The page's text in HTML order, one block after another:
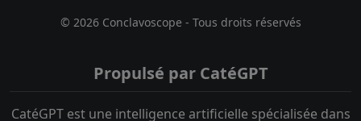
© 2026 Conclavoscope - Tous droits réservés
Propulsé par CatéGPT
CatéGPT est une intelligence artificielle spécialisée dans